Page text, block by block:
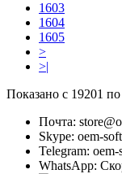
1603
1604
1605
>
>|
Показано с 19201
Почта:
Skype: oem-
Telegram:
WhatsApp: